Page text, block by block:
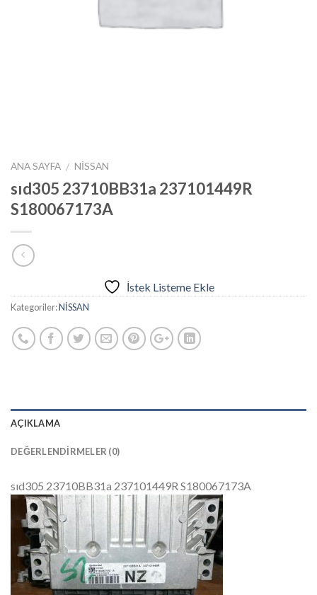
ANA SAYFA / NİSSAN
sıd305 23710BB31a 237101449R
S180067173A
İstek Listeme Ekle
Kategoriler:NİSSAN
AÇIKLAMA
DEĞERLENDIRMELER (0)
sıd305 23710BB31a 237101449R S180067173A